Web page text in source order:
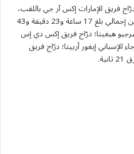
فريق الإمارات إكس آر جي باللقب،
بعد تصدّره الترتيب العام بزمن إجمالي بلغ 17 ساعة و23 دقيقة و43
هيغيتا؛ درّاج فريق إكس دي إس
15 ثانية، وجاء الإسباني إيغور أرييتا؛ درّاج فريق